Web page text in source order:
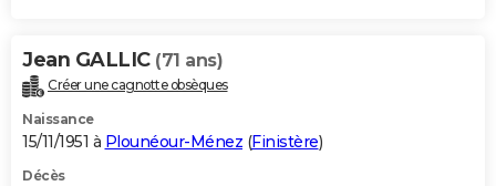
Jean GALLIC (71 ans)
Créer une cagnotte obsèques
Naissance
15/11/1951 à Plounéour-Ménez (Finistère)
Décès